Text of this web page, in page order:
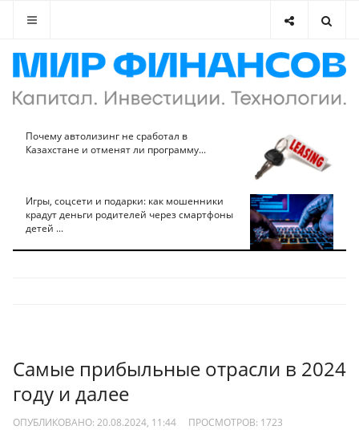
Почему автолизинг не сработал в
Казахстане и отменят ли программу...
Игры, соцсети и подарки: как мошенники
крадут деньги родителей через смартфоны
детей ...
Самые прибыльные отрасли в 2024
году и далее
ОПУБЛИКОВАНО: 20.08.2024, 11:44 ПРОСМОТРОВ: 1723